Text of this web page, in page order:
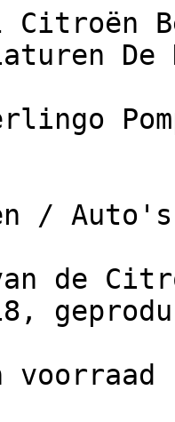
Citroën
De
/ Auto's
de